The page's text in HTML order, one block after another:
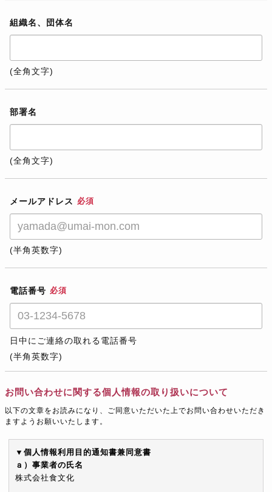
組織名、団体名
(全角文字)
部署名
(全角文字)
メールアドレス 必須
(半角英数字)
電話番号 必須
日中にご連絡の取れる電話番号
(半角英数字)
お問い合わせに関する個人情報の取り扱いについて
以下の文章をお読みになり、ご同意いただいた上でお問い合わせいただき
ますようお願いいたします。
▼個人情報利用目的通知書兼同意書
ａ）事業者の氏名
株式会社食文化